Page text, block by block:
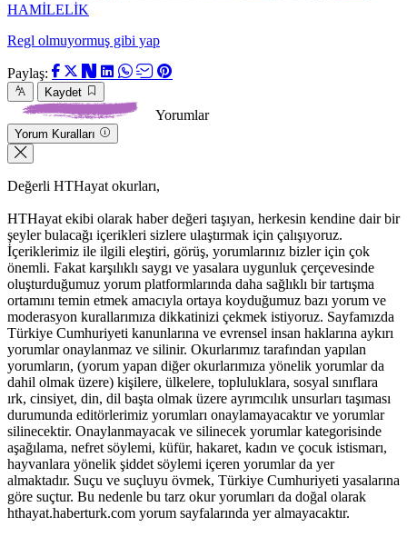
HAMİLELİK
Regl olmuyormuş gibi yap
Paylaş:
Kaydet
Yorumlar
Yorum Kuralları
Değerli HTHayat okurları,
HTHayat ekibi olarak haber değeri taşıyan, herkesin kendine dair bir
şeyler bulacağı içerikleri sizlere ulaştırmak için çalışıyoruz.
İçeriklerimiz ile ilgili eleştiri, görüş, yorumlarınız bizler için çok
önemli. Fakat karşılıklı saygı ve yasalara uygunluk çerçevesinde
oluşturduğumuz yorum platformlarında daha sağlıklı bir tartışma
ortamını temin etmek amacıyla ortaya koyduğumuz bazı yorum ve
moderasyon kurallarımıza dikkatinizi çekmek istiyoruz. Sayfamızda
Türkiye Cumhuriyeti kanunlarına ve evrensel insan haklarına aykırı
yorumlar onaylanmaz ve silinir. Okurlarımız tarafından yapılan
yorumların, (yorum yapan diğer okurlarımıza yönelik yorumlar da
dahil olmak üzere) kişilere, ülkelere, topluluklara, sosyal sınıflara
ırk, cinsiyet, din, dil başta olmak üzere ayrımcılık unsurları taşıması
durumunda editörlerimiz yorumları onaylamayacaktır ve yorumlar
silinecektir. Onaylanmayacak ve silinecek yorumlar kategorisinde
aşağılama, nefret söylemi, küfür, hakaret, kadın ve çocuk istismarı,
hayvanlara yönelik şiddet söylemi içeren yorumlar da yer
almaktadır. Suçu ve suçluyu övmek, Türkiye Cumhuriyeti yasalarına
göre suçtur. Bu nedenle bu tarz okur yorumları da doğal olarak
hthayat.haberturk.com yorum sayfalarında yer almayacaktır.